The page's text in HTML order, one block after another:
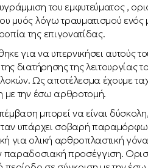
του εμφυτεύματος ,
μυός λόγω τραυματισμού
της επιγονατίδας.
για να υπερνικήσει αυτούς
διατήρησης της λειτουργίας
Ως αποτέλεσμα έχουμε
με την έσω αρθροτομή.
μπορεί να είναι
υπάρχει σοβαρή
για ολική αρθροπλαστική
παραδοσιακή προσέγγιση.